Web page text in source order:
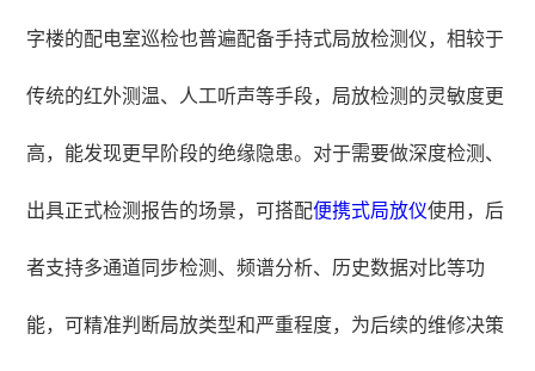
字楼的配电室巡检也普遍配备手持式局放检测仪，相较于
传统的红外测温、人工听声等手段，局放检测的灵敏度更
高，能发现更早阶段的绝缘隐患。对于需要做深度检测、
出具正式检测报告的场景，可搭配便携式局放仪使用，后
者支持多通道同步检测、频谱分析、历史数据对比等功
能，可精准判断局放类型和严重程度，为后续的维修决策